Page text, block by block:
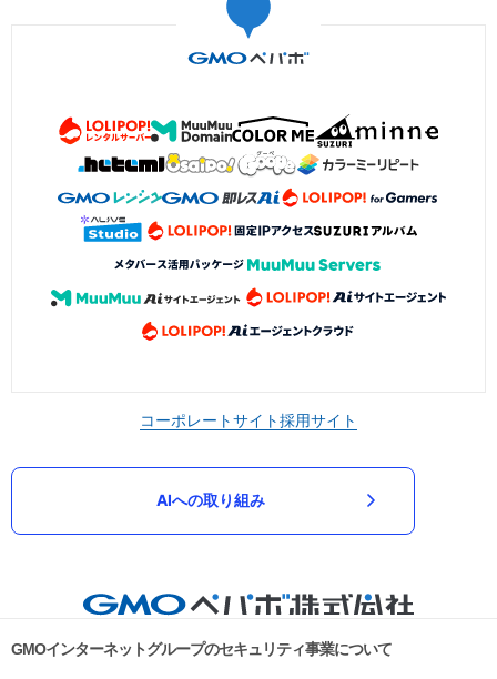
コーポレートサイト採用サイト
AIへの取り組み
GMOインターネットグループのセキュリティ事業について